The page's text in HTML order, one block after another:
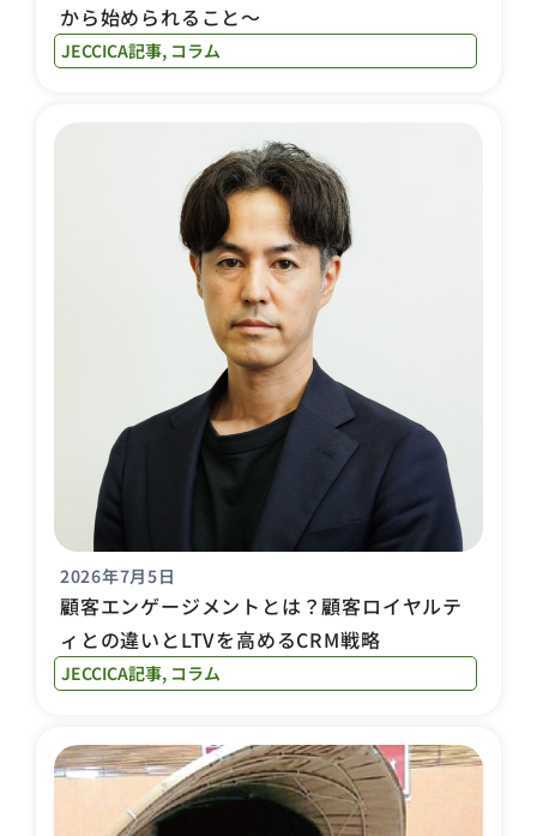
から始められること〜
JECCICA記事, コラム
2026年7月5日
顧客エンゲージメントとは？顧客ロイヤルテ
ィとの違いとLTVを高めるCRM戦略
JECCICA記事, コラム